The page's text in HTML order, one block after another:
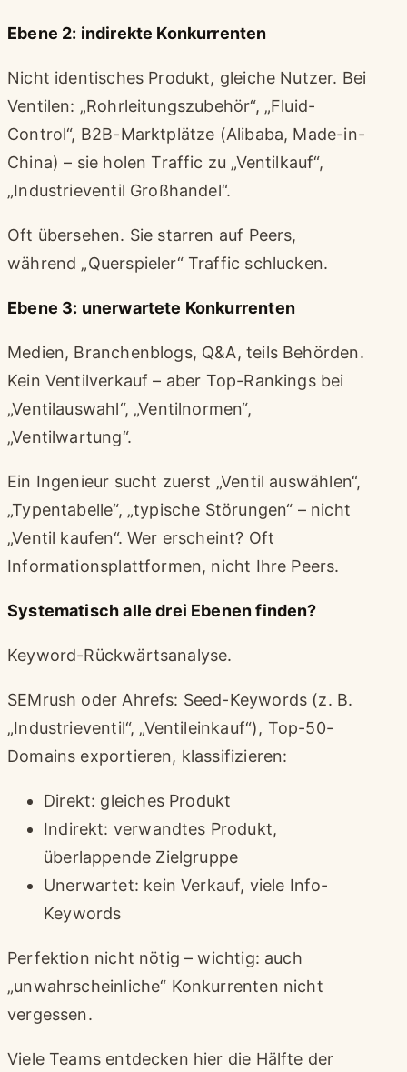
Ebene 2: indirekte Konkurrenten
Nicht identisches Produkt, gleiche Nutzer. Bei
Ventilen: „Rohrleitungszubehör“, „Fluid-
Control“, B2B-Marktplätze (Alibaba, Made-in-
China) – sie holen Traffic zu „Ventilkauf“,
„Industrieventil Großhandel“.
Oft übersehen. Sie starren auf Peers,
während „Querspieler“ Traffic schlucken.
Ebene 3: unerwartete Konkurrenten
Medien, Branchenblogs, Q&A, teils Behörden.
Kein Ventilverkauf – aber Top-Rankings bei
„Ventilauswahl“, „Ventilnormen“,
„Ventilwartung“.
Ein Ingenieur sucht zuerst „Ventil auswählen“,
„Typentabelle“, „typische Störungen“ – nicht
„Ventil kaufen“. Wer erscheint? Oft
Informationsplattformen, nicht Ihre Peers.
Systematisch alle drei Ebenen finden?
Keyword-Rückwärtsanalyse.
SEMrush oder Ahrefs: Seed-Keywords (z. B.
„Industrieventil“, „Ventileinkauf“), Top-50-
Domains exportieren, klassifizieren:
Direkt: gleiches Produkt
Indirekt: verwandtes Produkt,
überlappende Zielgruppe
Unerwartet: kein Verkauf, viele Info-
Keywords
Perfektion nicht nötig – wichtig: auch
„unwahrscheinliche“ Konkurrenten nicht
vergessen.
Viele Teams entdecken hier die Hälfte der